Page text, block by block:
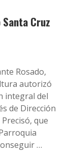
Cruz
Rosado,
autorizó
integral del
de Dirección
que
…